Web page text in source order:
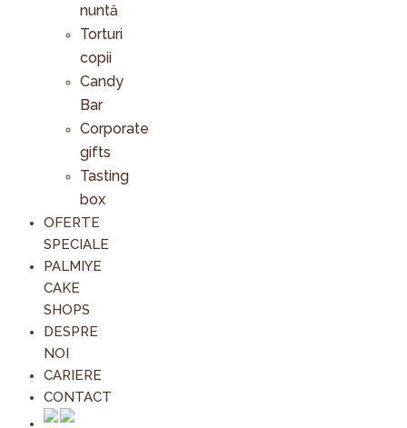
nuntă
Torturi
copii
Candy
Bar
Corporate
gifts
Tasting
box
OFERTE
SPECIALE
PALMIYE
CAKE
SHOPS
DESPRE
NOI
CARIERE
CONTACT